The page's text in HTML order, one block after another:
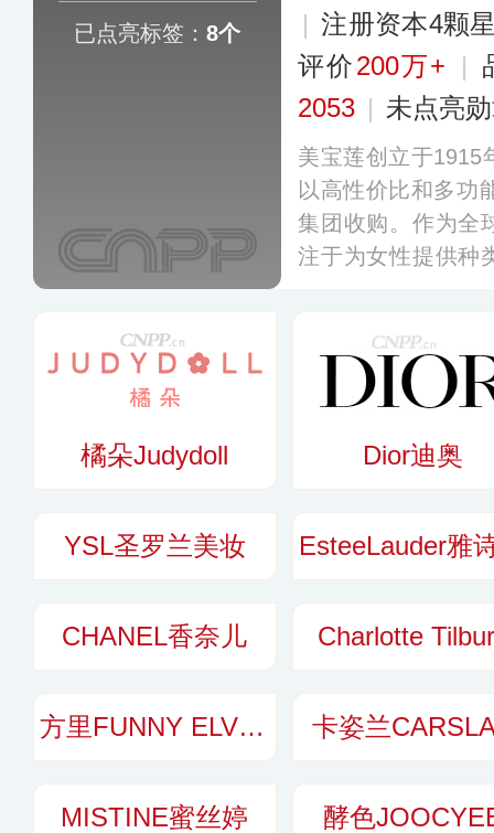
已点亮标签： 8个
| 注册资本4颗
评价200万+ |
2053 | 未点亮
美宝莲创立于1915
以高性价比和多功
集团收购。作为全
注于为女性提供种
多个国家和地区。
橘朵Judydoll Dior迪奥
YSL圣罗兰美妆
CHANEL香奈儿 Charlotte
方里FUNNY ELVES 卡姿兰
MISTINE蜜丝婷 酵色